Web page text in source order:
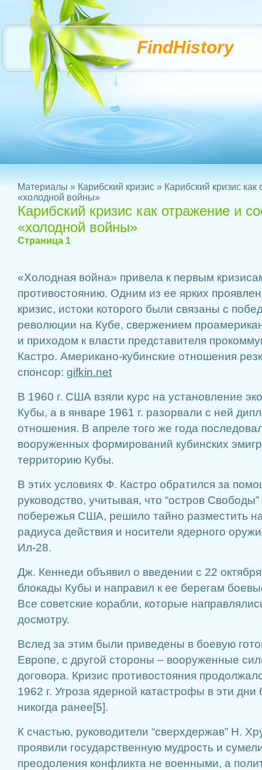
FindHistory
Материалы » Карибский кризис » Карибский кризис
«холодной войны»
Карибский кризис как отражение и
«холодной войны»
Страница 1
«Холодная война» привела к первым
противостоянию. Одним из ее ярких
кризис, истоки которого были связаны с
революции на Кубе, свержением
и приходом к власти представителя
Кастро. Американо-кубинские отношения
спонсор: gifkin.net
В 1960 г. США взяли курс на установление
Кубы, а в январе 1961 г. разорвали с ней
отношения. В апреле того же года
вооруженных формирований кубинских
территорию Кубы.
В этих условиях Ф. Кастро обратился за
руководство, учитывая, что “остров
побережья США, решило тайно разместить
радиуса действия и носители ядерного
Ил-28.
Дж. Кеннеди объявил о введении с 22
блокады Кубы и направил к ее берегам
Все советские корабли, которые
досмотру.
Вслед за этим были приведены в боевую
Европе, с другой стороны – вооруженные
договора. Кризис противостояния
1962 г. Угроза ядерной катастрофы в эти
никогда ранее[5].
К счастью, руководители “сверхдержав” Н.
проявили государственную мудрость и
преодоления конфликта не военными, а